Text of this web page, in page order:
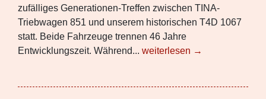
zufälliges Generationen-Treffen zwischen TINA-
Triebwagen 851 und unserem historischen T4D 1067
statt. Beide Fahrzeuge trennen 46 Jahre
Entwicklungszeit. Während... weiterlesen →